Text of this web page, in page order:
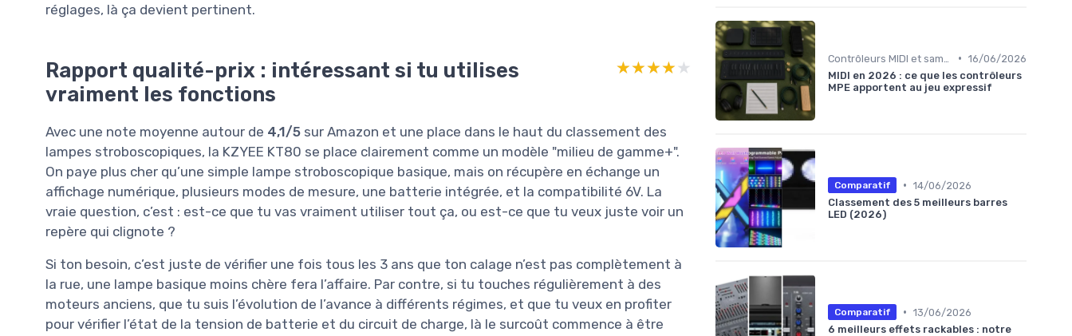
réglages, là ça devient pertinent.
Rapport qualité-prix : intéressant si tu utilises
vraiment les fonctions
★★★★★
★★★★★
Avec une note moyenne autour de 4,1/5 sur Amazon et une place dans le haut du classement des
lampes stroboscopiques, la KZYEE KT80 se place clairement comme un modèle "milieu de gamme+".
On paye plus cher qu’une simple lampe stroboscopique basique, mais on récupère en échange un
affichage numérique, plusieurs modes de mesure, une batterie intégrée, et la compatibilité 6V. La
vraie question, c’est : est-ce que tu vas vraiment utiliser tout ça, ou est-ce que tu veux juste voir un
repère qui clignote ?
Si ton besoin, c’est juste de vérifier une fois tous les 3 ans que ton calage n’est pas complètement à
la rue, une lampe basique moins chère fera l’affaire. Par contre, si tu touches régulièrement à des
moteurs anciens, que tu suis l’évolution de l’avance à différents régimes, et que tu veux en profiter
pour vérifier l’état de la tension de batterie et du circuit de charge, là le surcoût commence à être
• 16/06/2026
MIDI en 2026 : ce que les contrôleurs
MPE apportent au jeu expressif
Comparatif • 14/06/2026
Classement des 5 meilleurs barres
LED (2026)
Comparatif • 13/06/2026
6 meilleurs effets rackables : notre